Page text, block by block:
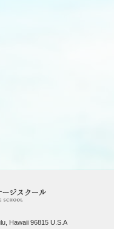
Hawaii 96815 U.S.A